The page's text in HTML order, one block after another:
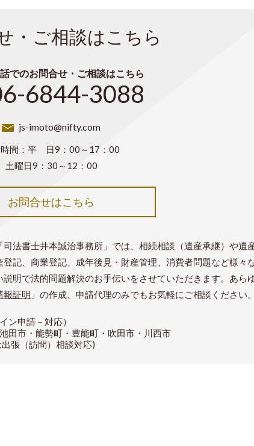
・ご相談はこちら
でのお問合せ・ご相談はこちら
6844-3088
js-imoto@nifty.com
時間：平 日9：00～17：00
土曜日9：30～12：00
お問合せはこちら
法書士井本誠治事務所」では、相続相談（遺産承継）や遺
記、商業登記、成年後見・財産管理、消費者問題など様々
明で法的問題解決のお手伝いをさせていただきます。あら
報証明 」の作成、申請代理のみでもお気軽にご相談ください。
ン申請－対応）
田市・能勢町・豊能町・吹田市・川西市
張（訪問）相談対応)